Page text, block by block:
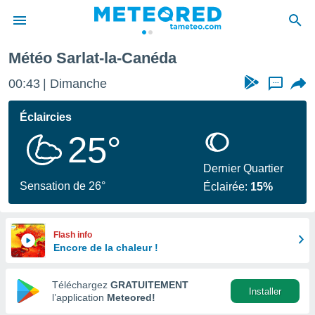
de
en
Météo Sarlat-la-Canéda
00:43 Dimanche ...
Éclaircies
25°
Sensation de 26°
Dernier Quartier
Éclairée: 15%
Flash info
Encore de la chaleur !
Téléchargez GRATUITEMENT
l’application Meteored!
Installer